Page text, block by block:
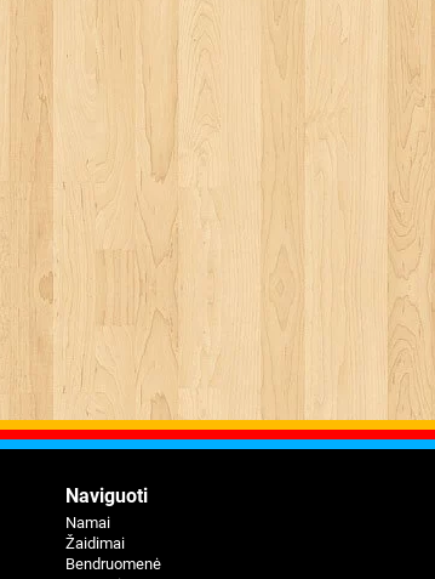
Naviguoti
Namai
Žaidimai
Bendruomenė